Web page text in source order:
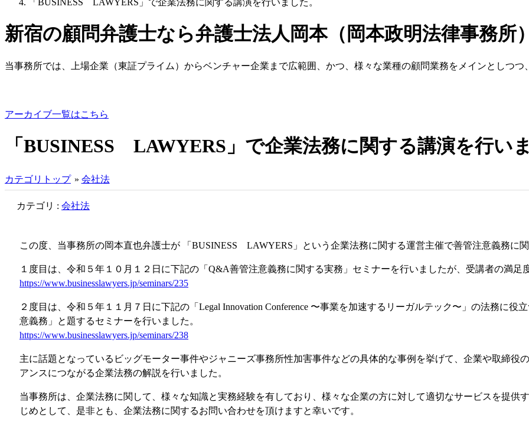
「BUSINESS LAWYERS」で企業法務に関する講演を行いました。
新宿の顧問弁護士なら弁護士法人岡本（岡本政明法律事務所）
当事務所では、上場企業（東証プライム）からベンチャー企業まで広範囲、かつ、様々な業種の顧問業務をメインとしつつ
アーカイブ一覧はこちら
「BUSINESS LAWYERS」で企業法務に関する講演を行いま
カテゴリトップ » 会社法
カテゴリ : 会社法
この度、当事務所の岡本直也弁護士が 「BUSINESS LAWYERS」という企業法務に関する運営主催で善管注意義務に
１度目は、令和５年１０月１２日に下記の「Q&A善管注意義務に関する実務」セミナーを行いましたが、受講者の満足
https://www.businesslawyers.jp/seminars/235
２度目は、令和５年１１月７日に下記の「Legal Innovation Conference 〜事業を加速するリーガルテック〜」の法務に
意義務」と題するセミナーを行いました。
https://www.businesslawyers.jp/seminars/238
主に話題となっているビッグモーター事件やジャニーズ事務所性加害事件などの具体的な事例を挙げて、企業や取締役
アンスにつながる企業法務の解説を行いました。
当事務所は、企業法務に関して、様々な知識と実務経験を有しており、様々な企業の方に対して適切なサービスを提供
じめとして、是非とも、企業法務に関するお問い合わせを頂けますと幸いです。